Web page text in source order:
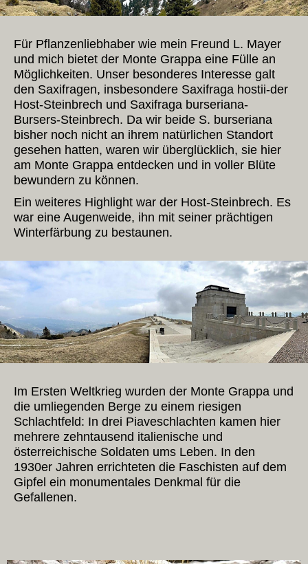
Für Pflanzenliebhaber wie mein Freund L. Mayer
und mich bietet der Monte Grappa eine Fülle an
Möglichkeiten. Unser besonderes Interesse galt
den Saxifragen, insbesondere Saxifraga hostii-der
Host-Steinbrech und Saxifraga burseriana-
Bursers-Steinbrech. Da wir beide S. burseriana
bisher noch nicht an ihrem natürlichen Standort
gesehen hatten, waren wir überglücklich, sie hier
am Monte Grappa entdecken und in voller Blüte
bewundern zu können.
Ein weiteres Highlight war der Host-Steinbrech. Es
war eine Augenweide, ihn mit seiner prächtigen
Winterfärbung zu bestaunen.
Im Ersten Weltkrieg wurden der Monte Grappa und
die umliegenden Berge zu einem riesigen
Schlachtfeld: In drei Piaveschlachten kamen hier
mehrere zehntausend italienische und
österreichische Soldaten ums Leben. In den
1930er Jahren errichteten die Faschisten auf dem
Gipfel ein monumentales Denkmal für die
Gefallenen.